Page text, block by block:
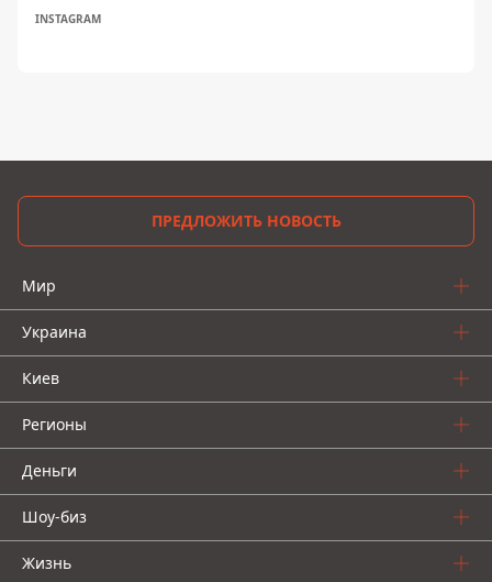
INSTAGRAM
ПРЕДЛОЖИТЬ НОВОСТЬ
Мир
Украина
Киев
Регионы
Деньги
Шоу-биз
Жизнь